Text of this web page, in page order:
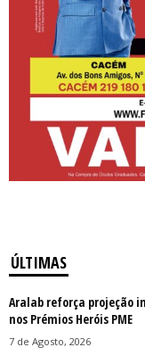
ÚLTIMAS
Aralab reforça projeção
nos Prémios Heróis PME
7 de Agosto, 2026